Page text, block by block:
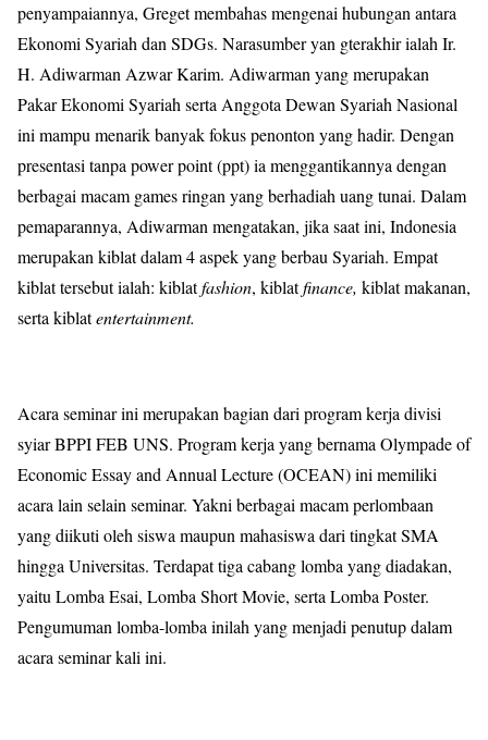
penyampaiannya, Greget membahas mengenai hubungan antara
Ekonomi Syariah dan SDGs. Narasumber yan gterakhir ialah Ir.
H. Adiwarman Azwar Karim. Adiwarman yang merupakan
Pakar Ekonomi Syariah serta Anggota Dewan Syariah Nasional
ini mampu menarik banyak fokus penonton yang hadir. Dengan
presentasi tanpa power point (ppt) ia menggantikannya dengan
berbagai macam games ringan yang berhadiah uang tunai. Dalam
pemaparannya, Adiwarman mengatakan, jika saat ini, Indonesia
merupakan kiblat dalam 4 aspek yang berbau Syariah. Empat
kiblat tersebut ialah: kiblatfashion, kiblatfinance, kiblat makanan,
serta kiblatentertainment.
Acara seminar ini merupakan bagian dari program kerja divisi
syiar BPPI FEB UNS. Program kerja yang bernama Olympade of
Economic Essay and Annual Lecture (OCEAN) ini memiliki
acara lain selain seminar. Yakni berbagai macam perlombaan
yang diikuti oleh siswa maupun mahasiswa dari tingkat SMA
hingga Universitas. Terdapat tiga cabang lomba yang diadakan,
yaitu Lomba Esai, Lomba Short Movie, serta Lomba Poster.
Pengumuman lomba-lomba inilah yang menjadi penutup dalam
acara seminar kali ini.